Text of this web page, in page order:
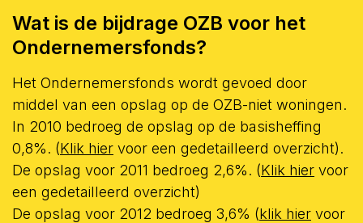
Wat is de bijdrage OZB voor het
Ondernemersfonds?
Het Ondernemersfonds wordt gevoed door
middel van een opslag op de OZB-niet woningen.
In 2010 bedroeg de opslag op de basisheffing
0,8%. (Klik hier voor een gedetailleerd overzicht).
De opslag voor 2011 bedroeg 2,6%. (Klik hier voor
een gedetailleerd overzicht)
De opslag voor 2012 bedroeg 3,6% (klik hier voor